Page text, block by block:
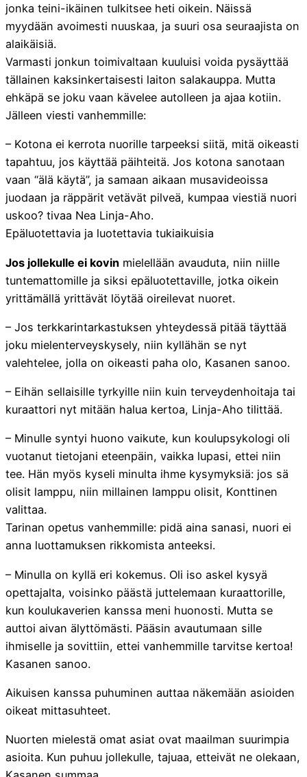
jonka teini-ikäinen tulkitsee heti oikein. Näissä
myydään avoimesti nuuskaa, ja suuri osa seuraajista on
alaikäisiä.
Varmasti jonkun toimivaltaan kuuluisi voida pysäyttää
tällainen kaksinkertaisesti laiton salakauppa. Mutta
ehkäpä se joku vaan kävelee autolleen ja ajaa kotiin.
Jälleen viesti vanhemmille:
– Kotona ei kerrota nuorille tarpeeksi siitä, mitä oikeasti
tapahtuu, jos käyttää päihteitä. Jos kotona sanotaan
vaan “älä käytä”, ja samaan aikaan musavideoissa
juodaan ja räppärit vetävät pilveä, kumpaa viestiä nuori
uskoo? tivaa Nea Linja-Aho.
Epäluotettavia ja luotettavia tukiaikuisia
Jos jollekulle ei kovin mielellään avauduta, niin niille
tuntemattomille ja siksi epäluotettaville, jotka oikein
yrittämällä yrittävät löytää oireilevat nuoret.
– Jos terkkarintarkastuksen yhteydessä pitää täyttää
joku mielenterveyskysely, niin kyllähän se nyt
valehtelee, jolla on oikeasti paha olo, Kasanen sanoo.
– Eihän sellaisille tyrkyille niin kuin terveydenhoitaja tai
kuraattori nyt mitään halua kertoa, Linja-Aho tilittää.
– Minulle syntyi huono vaikute, kun koulupsykologi oli
vuotanut tietojani eteenpäin, vaikka lupasi, ettei niin
tee. Hän myös kyseli minulta ihme kysymyksiä: jos sä
olisit lamppu, niin millainen lamppu olisit, Konttinen
valittaa.
Tarinan opetus vanhemmille: pidä aina sanasi, nuori ei
anna luottamuksen rikkomista anteeksi.
– Minulla on kyllä eri kokemus. Oli iso askel kysyä
opettajalta, voisinko päästä juttelemaan kuraattorille,
kun koulukaverien kanssa meni huonosti. Mutta se
auttoi aivan älyttömästi. Pääsin avautumaan sille
ihmiselle ja sovittiin, ettei vanhemmille tarvitse kertoa!
Kasanen sanoo.
Aikuisen kanssa puhuminen auttaa näkemään asioiden
oikeat mittasuhteet.
Nuorten mielestä omat asiat ovat maailman suurimpia
asioita. Kun puhuu jollekulle, tajuaa, etteivät ne olekaan,